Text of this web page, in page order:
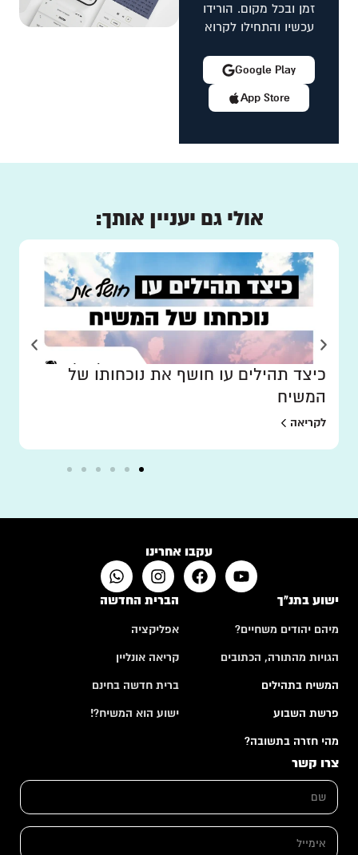
זמן ובכל מקום. הורידו
עכשיו והתחילו לקרוא
App Store
Google Play
אולי גם יעניין אותך:
כיצד תהילים עו חושף את נוכחותו של
המשיח
לקריאה
עקבו אחרינו
ישוע בתנ"ך
מיהם יהודים משחיים?
הגויות מהתורה, הכתובים
המשיח בתהילים
פרשת השבוע
מהי חזרה בתשובה?
הברית החדשה
אפליקציה
קריאה אונליין
ברית חדשה בחינם
ישוע הוא המשיח?!
צרו קשר
ש
*
םא